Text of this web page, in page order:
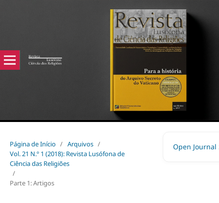
Página de Início / Arquivos /
Vol. 21 N.º 1 (2018): Revista Lusófona de
Ciência das Religiões
/
Parte 1: Artigos
Open Journal